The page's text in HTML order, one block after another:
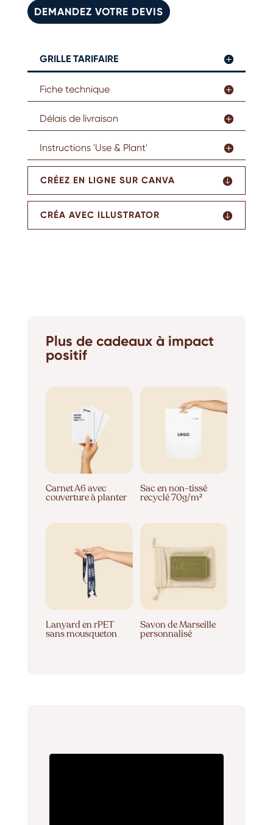
personnalisée
DEMANDEZ VOTRE DEVIS
GRILLE TARIFAIRE
Fiche technique
Délais de livraison
Instructions 'Use & Plant'
CRÉEZ EN LIGNE SUR CANVA
CRÉA AVEC ILLUSTRATOR
Plus de cadeaux à impact
positif
Carnet A6 avec
couverture à planter
Sac en non-tissé
recyclé 70g/m²
Lanyard en rPET
sans mousqueton
Savon de Marseille
personnalisé